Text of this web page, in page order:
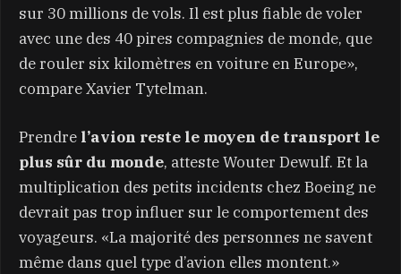
sur 30 millions de vols. Il est plus fiable de voler
avec une des 40 pires compagnies de monde, que
de rouler six kilomètres en voiture en Europe»,
compare Xavier Tytelman.
Prendre l’avion reste le moyen de transport le
plus sûr du monde, atteste Wouter Dewulf. Et la
multiplication des petits incidents chez Boeing ne
devrait pas trop influer sur le comportement des
voyageurs. «La majorité des personnes ne savent
même dans quel type d’avion elles montent.»